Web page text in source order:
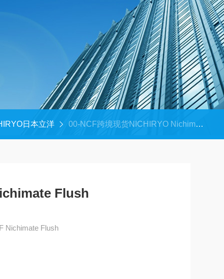
日本立洋 00-NCF跨境现货NICHIRYO Nichimate Flush
Flush
跨境现货NICHIRYO 00-NCF Nichimate Flush